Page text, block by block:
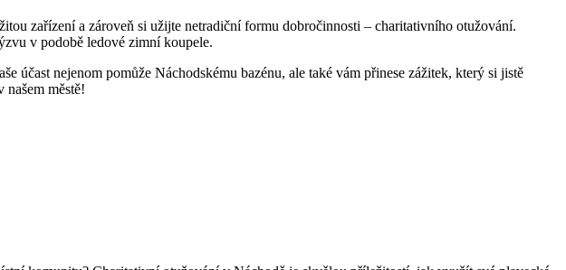
zařízení a zároveň si užijte netradiční formu dobročinnosti – charitativního otužování.
v podobě ledové zimní koupele.
účast nejenom pomůže Náchodskému bazénu, ale také vám přinese zážitek, který si jistě
našem městě!